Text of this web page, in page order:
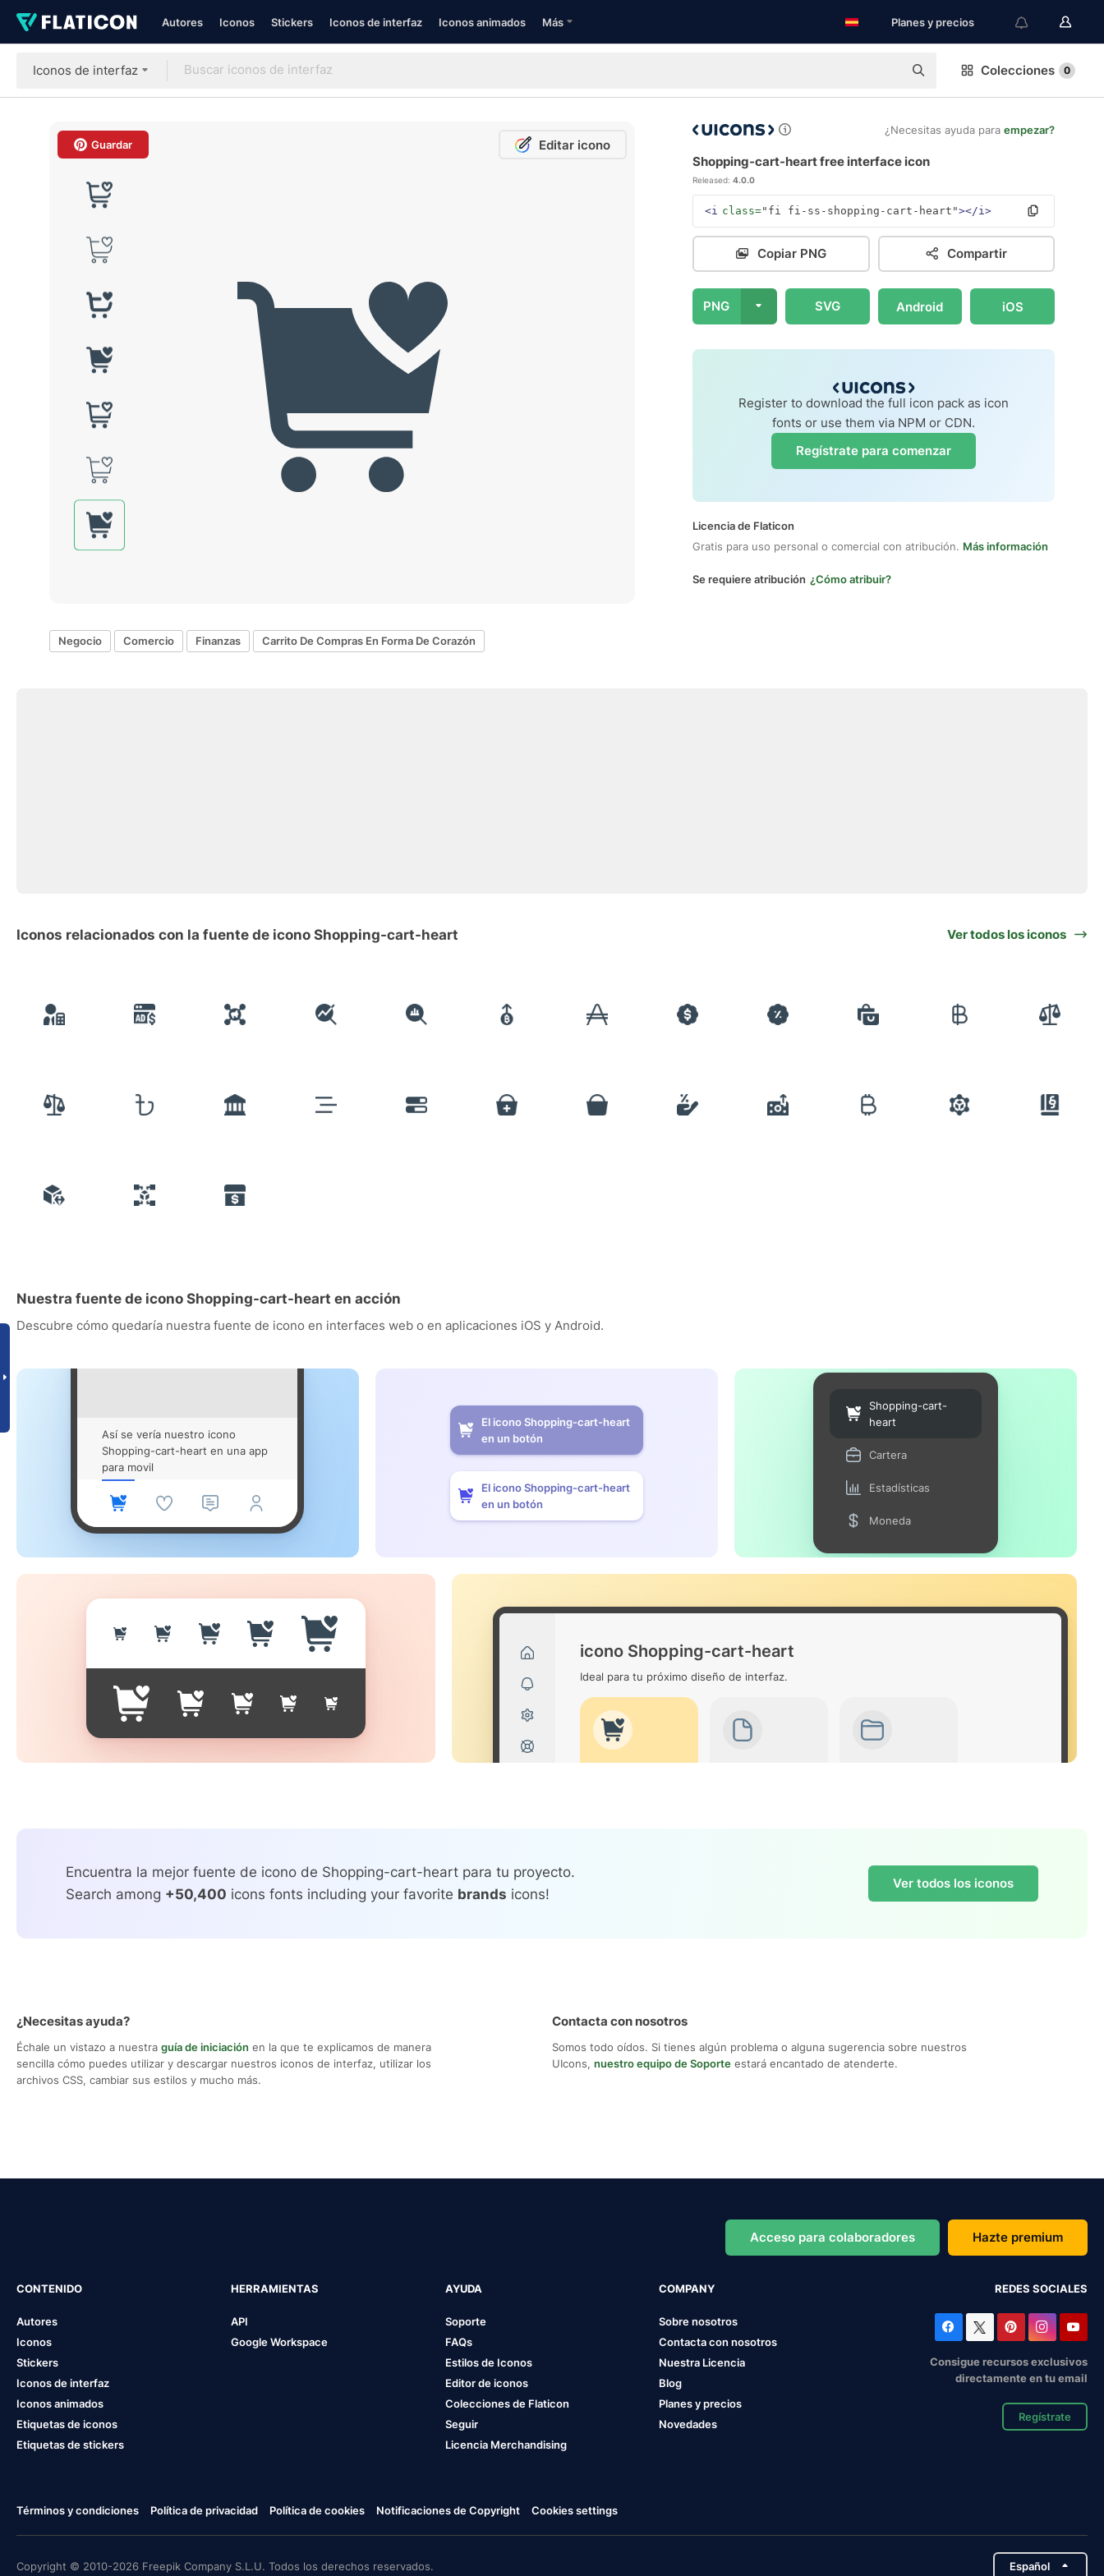
Autores Iconos Stickers Iconos de interfaz Iconos animados Más Planes y precios
Iconos de interfaz Colecciones 0
Guardar Editar icono
¿Necesitas ayuda para empezar?
Shopping-cart-heart free interface icon
Released: 4.0.0
<i class="fi fi-ss-shopping-cart-heart"></i>
Copiar PNG Compartir
PNG SVG Android iOS
Register to download the full icon pack as icon
fonts or use them via NPM or CDN.
Regístrate para comenzar
Licencia de Flaticon
Gratis para uso personal o comercial con atribución. Más información
Se requiere atribución ¿Cómo atribuir?
Negocio Comercio Finanzas Carrito De Compras En Forma De Corazón
Iconos relacionados con la fuente de icono Shopping-cart-heart Ver todos los iconos
Nuestra fuente de icono Shopping-cart-heart en acción
Descubre cómo quedaría nuestra fuente de icono en interfaces web o en aplicaciones iOS y Android.
Así se vería nuestro icono
Shopping-cart-heart en una app
para movil
El icono Shopping-cart-heart
en un botón
El icono Shopping-cart-heart
en un botón
Shopping-cart-
heart
Cartera
Estadísticas
Moneda
icono Shopping-cart-heart
Ideal para tu próximo diseño de interfaz.
Encuentra la mejor fuente de icono de Shopping-cart-heart para tu proyecto.
Search among +50,400 icons fonts including your favorite brands icons!
Ver todos los iconos
¿Necesitas ayuda?
Échale un vistazo a nuestra guía de iniciación en la que te explicamos de manera
sencilla cómo puedes utilizar y descargar nuestros iconos de interfaz, utilizar los
archivos CSS, cambiar sus estilos y mucho más.
Contacta con nosotros
Somos todo oídos. Si tienes algún problema o alguna sugerencia sobre nuestros
UIcons, nuestro equipo de Soporte estará encantado de atenderte.
Acceso para colaboradores Hazte premium
CONTENIDO
Autores
Iconos
Stickers
Iconos de interfaz
Iconos animados
Etiquetas de iconos
Etiquetas de stickers
HERRAMIENTAS
API
Google Workspace
AYUDA
Soporte
FAQs
Estilos de Iconos
Editor de iconos
Colecciones de Flaticon
Seguir
Licencia Merchandising
COMPANY
Sobre nosotros
Contacta con nosotros
Nuestra Licencia
Blog
Planes y precios
Novedades
REDES SOCIALES
Consigue recursos exclusivos
directamente en tu email
Regístrate
Términos y condiciones Política de privacidad Política de cookies Notificaciones de Copyright Cookies settings
Copyright © 2010-2026 Freepik Company S.L.U. Todos los derechos reservados. Español